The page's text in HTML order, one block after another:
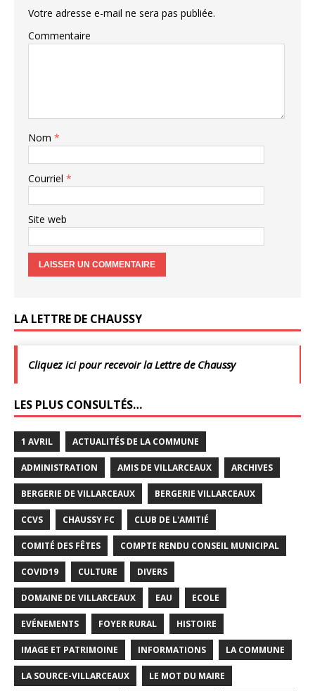
Votre adresse e-mail ne sera pas publiée.
Commentaire
Nom *
Courriel *
Site web
LA LETTRE DE CHAUSSY
Cliquez ici pour recevoir la Lettre de Chaussy
LES PLUS CONSULTÉS…
1 AVRIL ACTUALITÉS DE LA COMMUNE
ADMINISTRATION AMIS DE VILLARCEAUX ARCHIVES
BERGERIE DE VILLARCEAUX BERGERIE VILLARCEAUX
CCVS CHAUSSY FC CLUB DE L'AMITIÉ
COMITÉ DES FÊTES COMPTE RENDU CONSEIL MUNICIPAL
COVID19 CULTURE DIVERS
DOMAINE DE VILLARCEAUX EAU ECOLE
EVÉNEMENTS FOYER RURAL HISTOIRE
IMAGE ET PATRIMOINE INFORMATIONS LA COMMUNE
LA SOURCE-VILLARCEAUX LE MOT DU MAIRE